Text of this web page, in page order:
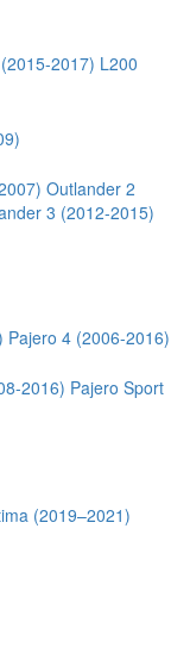
2017) L200
Outlander 2
3 (2012-2015)
Pajero 4 (2006-2016)
2016) Pajero Sport
(2019–2021)